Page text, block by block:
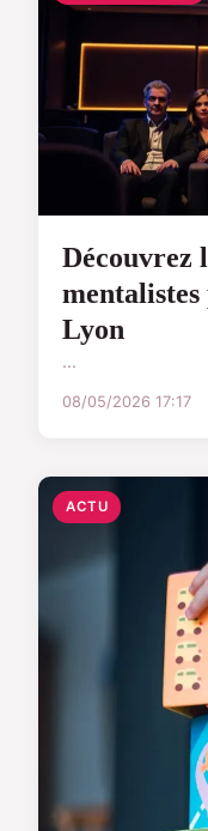
Découvrez
mentalistes
Lyon
...
08/05/2026 17:17
ACTU